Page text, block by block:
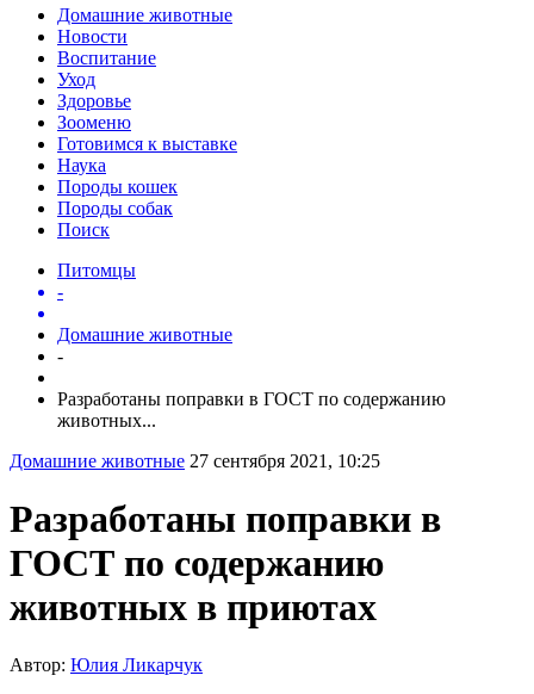
Домашние животные
Новости
Воспитание
Уход
Здоровье
Зооменю
Готовимся к выставке
Наука
Породы кошек
Породы собак
Поиск
Питомцы
-
Домашние животные
-
Разработаны поправки в ГОСТ по содержанию
животных...
Домашние животные 27 сентября 2021, 10:25
Разработаны поправки в
ГОСТ по содержанию
животных в приютах
Автор: Юлия Ликарчук